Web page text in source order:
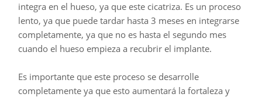
integra en el hueso, ya que este cicatriza. Es un proceso
lento, ya que puede tardar hasta 3 meses en integrarse
completamente, ya que no es hasta el segundo mes
cuando el hueso empieza a recubrir el implante.
Es importante que este proceso se desarrolle
completamente ya que esto aumentará la fortaleza y